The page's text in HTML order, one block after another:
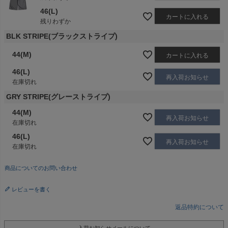
46(L)
残りわずか
カートに入れる
BLK STRIPE(ブラックストライプ)
44(M) カートに入れる
46(L)
在庫切れ
再入荷お知らせ
GRY STRIPE(グレーストライプ)
44(M)
在庫切れ
再入荷お知らせ
46(L)
在庫切れ
再入荷お知らせ
商品についてのお問い合わせ
レビューを書く
返品特約について